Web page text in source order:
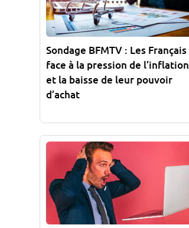
Sondage BFMTV : Les Français
face à la pression de l’inflation
et la baisse de leur pouvoir
d’achat